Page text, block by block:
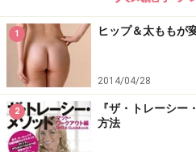
縄跳びダイエットの
に痩せるポイント
1 ヒップ＆太ももが
2014/04/28
2
『ザ・トレーシ
方法